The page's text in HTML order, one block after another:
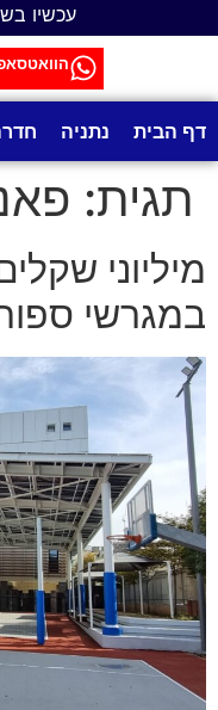
עכשיו
דף הבית נתניה
תגית:
מיליוני
במגרשי